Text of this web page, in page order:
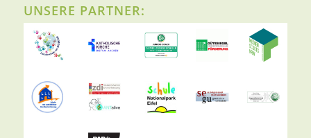
UNSERE PARTNER: